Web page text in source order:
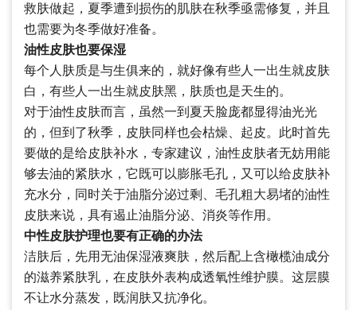
救肤做起，夏季遭到损伤的肌肤在秋季亟需修复，并且
也需要为冬季做好准备。
油性皮肤也要保湿
每个人肤质是与生俱来的，就好像有些人一出生就皮肤
白，有些人一出生就皮肤黑，肤质也是天生的。
对于油性皮肤而言，虽然一到夏天脸庞都显得油光光
的，但到了秋季，皮肤同样也会枯燥、起皮。此时首先
要做的是给皮肤补水，专家建议，油性皮肤者无妨用能
够去油的紧肤水，它既可以膨胀毛孔，又可以给皮肤补
充水分，同时关于油脂分泌过剩、毛孔粗大易堵的油性
皮肤来说，具有遏止油脂分泌、消炎等作用。
中性皮肤护理也要有正确的办法
洁肤后，先用无油保湿液爽肤，然后配上含橄榄油成分
的滋养紧肤乳，在皮肤外表构成透氧性维护膜。这层膜
不让水分蒸发，既润肤又抗净化。